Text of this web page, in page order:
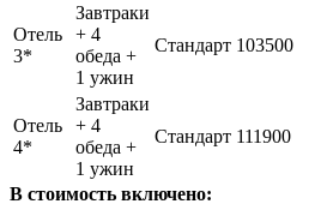
Отель
3*
Завтраки
+ 4
обеда +
1 ужин
Стандарт 103500
Отель
4*
Завтраки
+ 4
обеда +
1 ужин
Стандарт 111900
В стоимость включено: